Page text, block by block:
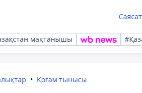
Саясат
мақтанышы
Қоғам тынысы